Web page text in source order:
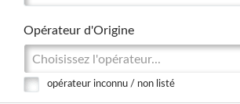
Opérateur d'Origine
Choisissez l'opérateur...
opérateur inconnu / non listé